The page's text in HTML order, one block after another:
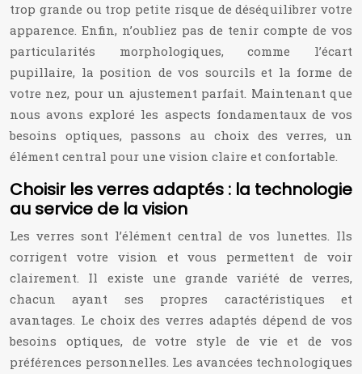
trop grande ou trop petite risque de déséquilibrer votre
apparence. Enfin, n’oubliez pas de tenir compte de vos
particularités morphologiques, comme l’écart
pupillaire, la position de vos sourcils et la forme de
votre nez, pour un ajustement parfait. Maintenant que
nous avons exploré les aspects fondamentaux de vos
besoins optiques, passons au choix des verres, un
élément central pour une vision claire et confortable.
Choisir les verres adaptés : la technologie
au service de la vision
Les verres sont l’élément central de vos lunettes. Ils
corrigent votre vision et vous permettent de voir
clairement. Il existe une grande variété de verres,
chacun ayant ses propres caractéristiques et
avantages. Le choix des verres adaptés dépend de vos
besoins optiques, de votre style de vie et de vos
préférences personnelles. Les avancées technologiques